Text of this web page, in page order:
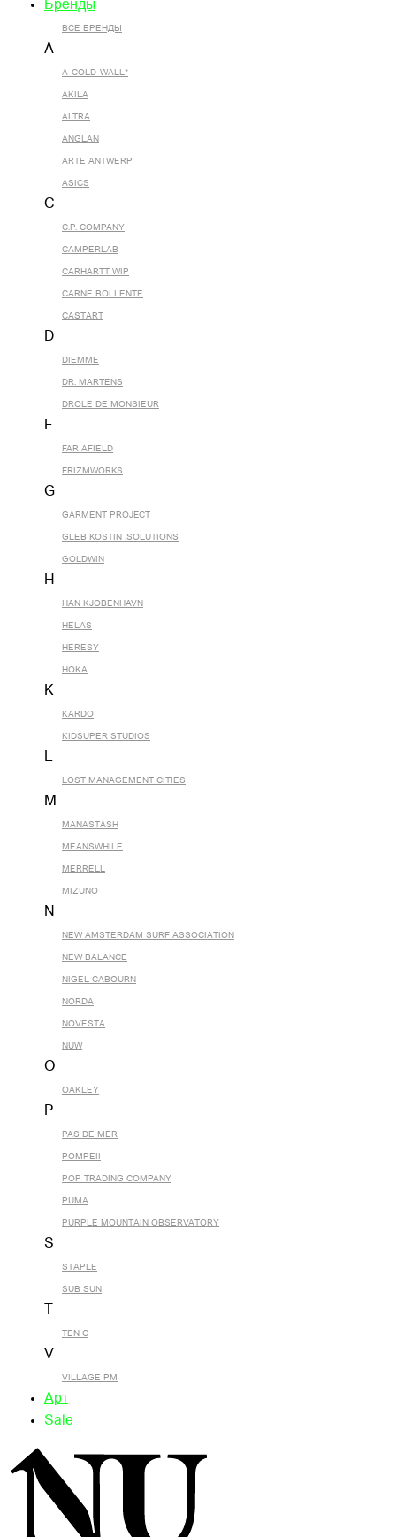
Бренды
ВСЕ БРЕНДЫ
A
A-COLD-WALL*
AKILA
ALTRA
ANGLAN
ARTE ANTWERP
ASICS
C
C.P. COMPANY
CAMPERLAB
CARHARTT WIP
CARNE BOLLENTE
CASTART
D
DIEMME
DR. MARTENS
DROLE DE MONSIEUR
F
FAR AFIELD
FRIZMWORKS
G
GARMENT PROJECT
GLEB KOSTIN .SOLUTIONS
GOLDWIN
H
HAN KJOBENHAVN
HELAS
HERESY
HOKA
K
KARDO
KIDSUPER STUDIOS
L
LOST MANAGEMENT CITIES
M
MANASTASH
MEANSWHILE
MERRELL
MIZUNO
N
NEW AMSTERDAM SURF ASSOCIATION
NEW BALANCE
NIGEL CABOURN
NORDA
NOVESTA
NUW
O
OAKLEY
P
PAS DE MER
POMPEII
POP TRADING COMPANY
PUMA
PURPLE MOUNTAIN OBSERVATORY
S
STAPLE
SUB SUN
TEN C
V
VILLAGE PM
Арт
Sale